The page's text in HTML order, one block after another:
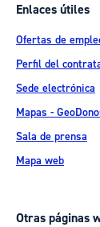
Enlaces útiles
Ofertas de
Perfil del
Sede electrónica
Mapas -
Sala de prensa
Mapa web
Otras páginas